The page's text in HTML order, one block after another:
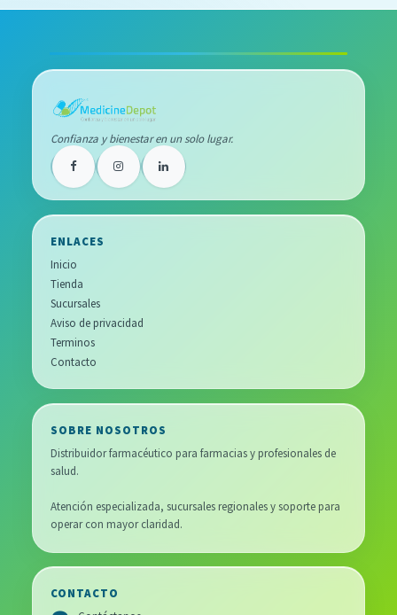
Confianza y bienestar en un solo lugar.
ENLACES
Inicio
Tienda
Sucursales
Aviso de privacidad
Terminos
Contacto
SOBRE NOSOTROS
Distribuidor farmacéutico para farmacias y profesionales de
salud.
Atención especializada, sucursales regionales y soporte para
operar con mayor claridad.
CONTACTO